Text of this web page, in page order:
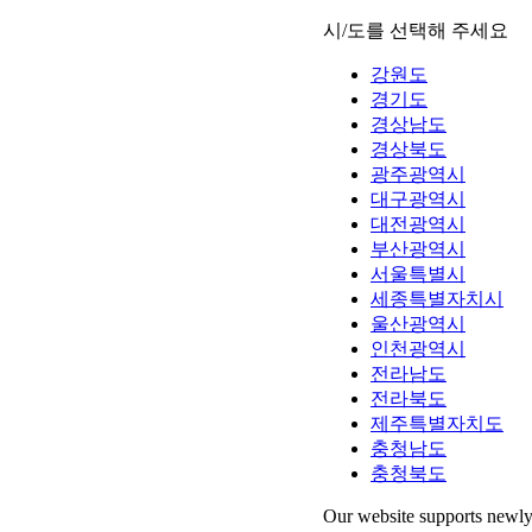
시/도를 선택해 주세요
강원도
경기도
경상남도
경상북도
광주광역시
대구광역시
대전광역시
부산광역시
서울특별시
세종특별자치시
울산광역시
인천광역시
전라남도
전라북도
제주특별자치도
충청남도
충청북도
Our website supports